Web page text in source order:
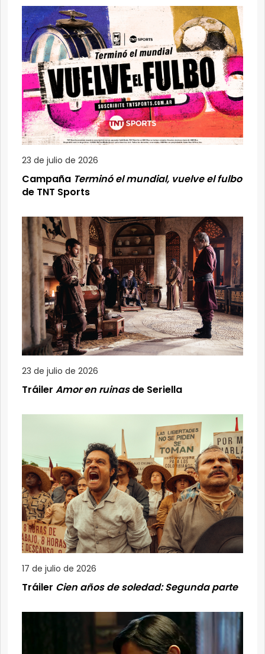
23 de julio de 2026
Campaña Terminó el mundial, vuelve el fulbo
de TNT Sports
23 de julio de 2026
Tráiler Amor en ruinasde Seriella
17 de julio de 2026
Tráiler Cien años de soledad: Segunda parte